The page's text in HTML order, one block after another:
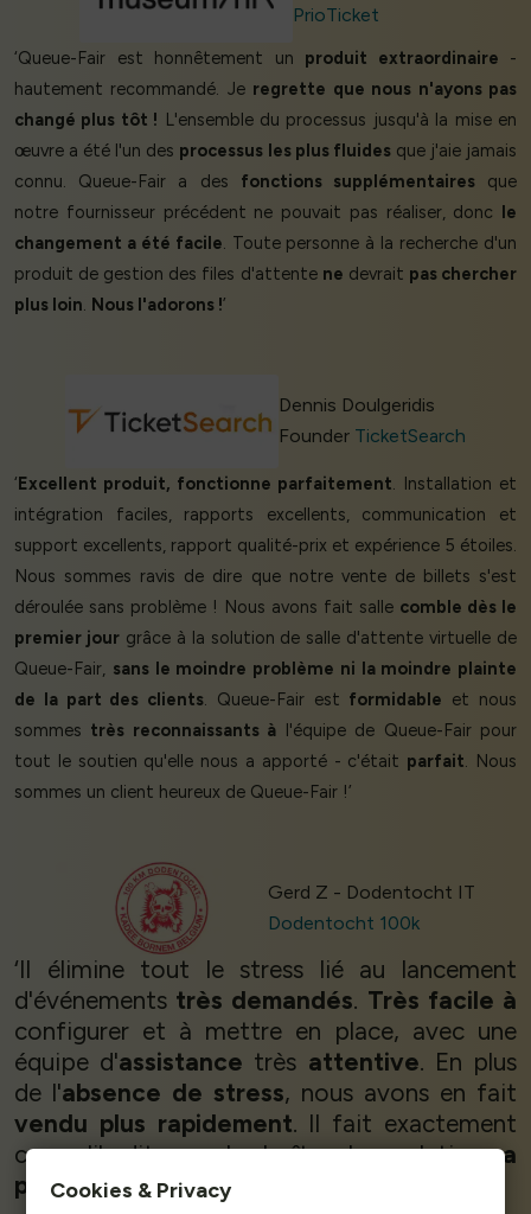
PrioTicket
‘Queue-Fair est honnêtement un produit extraordinaire -
hautement recommandé. Je regrette que nous n'ayons pas
changé plus tôt ! L'ensemble du processus jusqu'à la mise en
œuvre a été l'un des processus les plus fluidesque j'aie jamais
connu. Queue-Fair a des fonctions supplémentairesque
notre fournisseur précédent ne pouvait pas réaliser, donc le
changement a été facile. Toute personne à la recherche d'un
produit de gestion des files d'attente ne devrait pas chercher
plus loin. Nous l'adorons !’
Dennis Doulgeridis
Founder TicketSearch
‘Excellent produit, fonctionne parfaitement . Installation et
intégration faciles, rapports excellents, communication et
support excellents, rapport qualité-prix et expérience 5 étoiles.
Nous sommes ravis de dire que notre vente de billets s'est
déroulée sans problème ! Nous avons fait salle comble dès le
premier jourgrâce à la solution de salle d'attente virtuelle de
Queue-Fair, sans le moindre problème ni la moindre plainte
de la part des clients . Queue-Fair est formidable et nous
sommes très reconnaissants à l'équipe de Queue-Fair pour
tout le soutien qu'elle nous a apporté - c'était parfait . Nous
sommes un client heureux de Queue-Fair !’
Gerd Z - Dodentocht IT
Dodentocht 100k
‘Il élimine tout le stress lié au lancement
d'événements très demandés. Très facile à
configurer et à mettre en place, avec une
équipe d'assistance très attentive. En plus
de l'absence de stress, nous avons en fait
vendu plus rapidement. Il fait exactement
ce qu'il dit sur la boîte. La solutiona
parfaitement fonctionné
Cookies & Privacy